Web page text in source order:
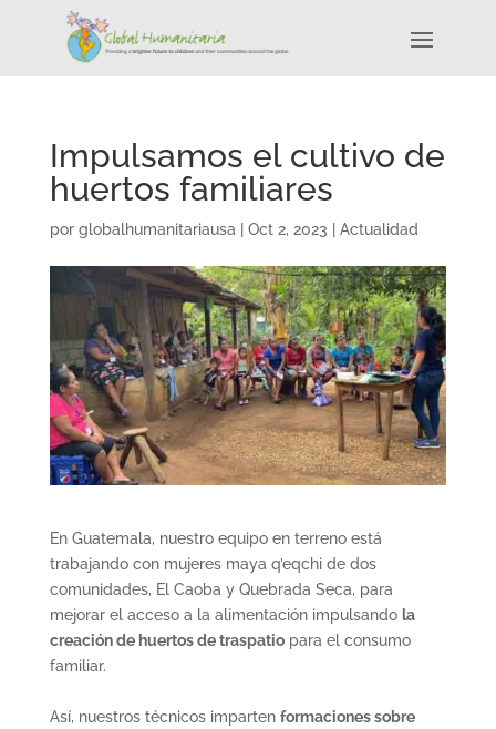
Impulsamos el cultivo de
huertos familiares
por globalhumanitariausa Oct 2, 2023 Actualidad
En Guatemala, nuestro equipo en terreno está
trabajando con mujeres maya q’eqchi de dos
comunidades, El Caoba y Quebrada Seca, para
mejorar el acceso a la alimentación impulsando la
creación de huertos de traspatiopara el consumo
familiar.
Así, nuestros técnicos imparten formaciones sobre